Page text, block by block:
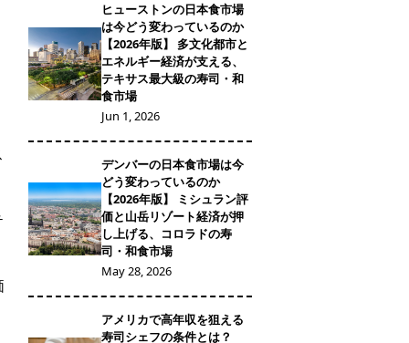
ヒューストンの日本食市場
は今どう変わっているのか
【2026年版】 多文化都市と
エネルギー経済が支える、
テキサス最大級の寿司・和
食市場
Jun 1, 2026
デンバーの日本食市場は今
どう変わっているのか
【2026年版】 ミシュラン評
価と山岳リゾート経済が押
し上げる、コロラドの寿
司・和食市場
May 28, 2026
アメリカで高年収を狙える
寿司シェフの条件とは？